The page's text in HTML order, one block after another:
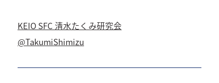
KEIO SFC 清水たくみ研究会
@TakumiShimizu